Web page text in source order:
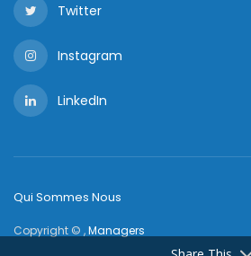
Twitter
Instagram
LinkedIn
Qui Sommes Nous
Copyright © ,Managers